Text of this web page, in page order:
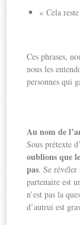
« Cela
Ces phrases,
nous les
personnes qui
Au nom de
Sous prétexte
oublions que
pas. Se révéler
partenaire est
n’est pas la
d’autrui est